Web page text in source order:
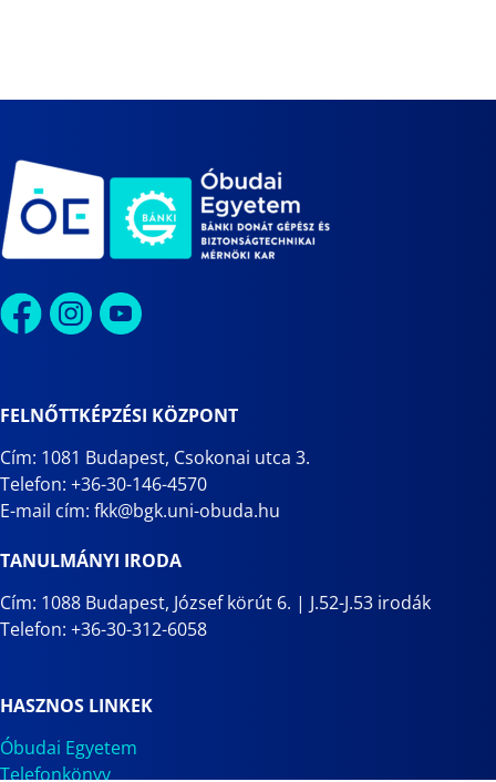
FELNŐTTKÉPZÉSI KÖZPONT
Cím: 1081 Budapest, Csokonai utca 3.
Telefon: +36-30-146-4570
E-mail cím: fkk@bgk.uni-obuda.hu
TANULMÁNYI IRODA
Cím: 1088 Budapest, József körút 6. | J.52-J.53 irodák
Telefon: +36-30-312-6058
HASZNOS LINKEK
Óbudai Egyetem
Telefonkönyv